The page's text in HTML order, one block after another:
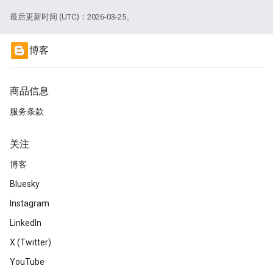
最后更新时间 (UTC)：2026-03-25。
博客
商品信息
服务条款
关注
博客
Bluesky
Instagram
LinkedIn
X (Twitter)
YouTube